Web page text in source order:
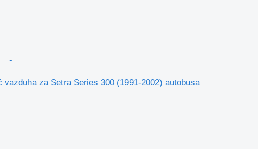
za Setra Series 300 (1991-2002) autobusa